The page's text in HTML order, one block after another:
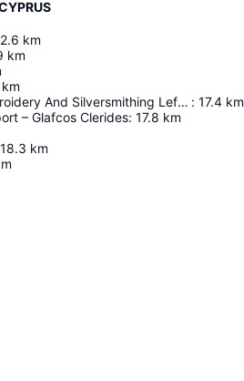
km
km
km
Museum Of Folk Art, Embroidery And Silversmithing Lefkara : 17.4 km
– Glafcos Clerides: 17.8 km
18.3 km